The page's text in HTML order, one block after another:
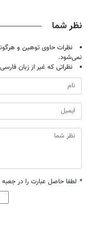
نظر شما
نظرات حاوی توهین و
نمی‌شود.
نظراتی که غیر از زبان
* لطفا حاصل عبارت را در جعبه